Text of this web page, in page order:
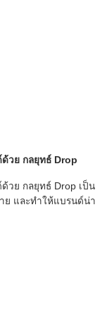
ด้วย กลยุทธ์ Drop
วย กลยุทธ์ Drop เป็น
ย และทำให้แบรนด์น่า